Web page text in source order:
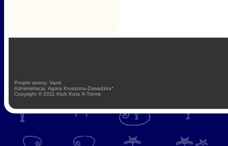
Projekt strony: Vanti
Administracja: Agata Kruszona-Zawadzka*
Copyright © 2011 Klub Kota X-Treme